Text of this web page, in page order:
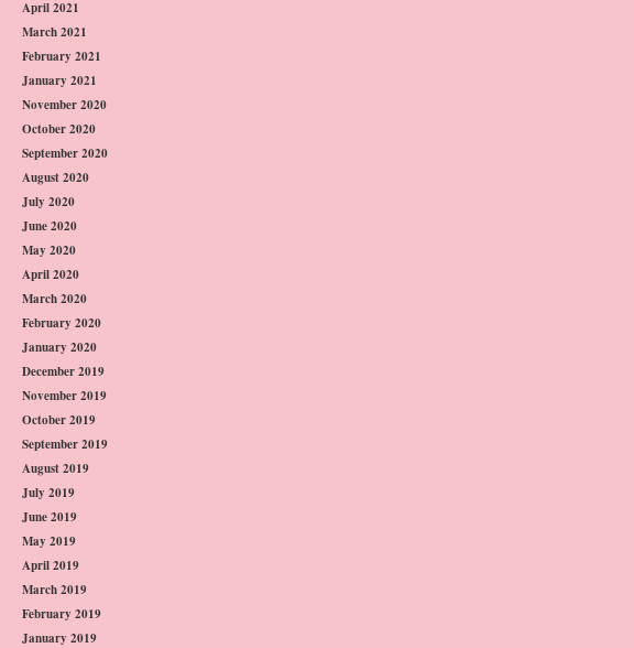
April 2021
March 2021
February 2021
January 2021
November 2020
October 2020
September 2020
August 2020
July 2020
June 2020
May 2020
April 2020
March 2020
February 2020
January 2020
December 2019
November 2019
October 2019
September 2019
August 2019
July 2019
June 2019
May 2019
April 2019
March 2019
February 2019
January 2019